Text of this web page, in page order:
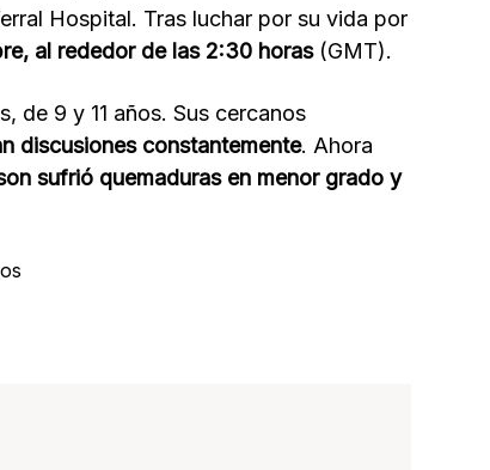
Hospital. Tras luchar por su vida por
al rededor de las 2:30 horas (GMT).
de 9 y 11 años. Sus cercanos
discusiones constantemente. Ahora
sufrió quemaduras en menor grado y